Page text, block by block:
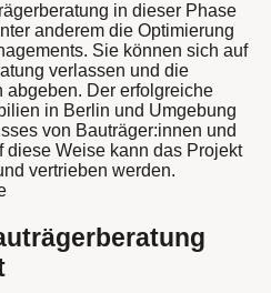
in dieser Phase
anderem die Optimierung
Sie können sich auf
verlassen und die
abgeben. Der erfolgreiche
in Berlin und Umgebung
von Bauträger:innen und
diese Weise kann das Projekt
vertrieben werden.